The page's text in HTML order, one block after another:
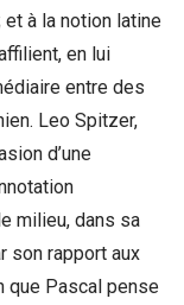
et à la notion latine
en lui
entre des
Leo Spitzer,
d’une
milieu, dans sa
son rapport aux
que Pascal pense